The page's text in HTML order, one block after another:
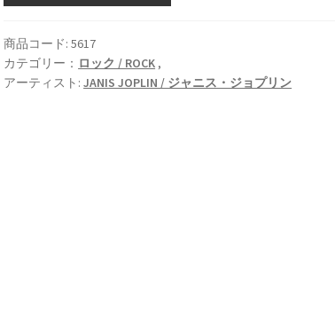
ー
ル
[LP]
商品コード:5617
カテゴリー： ロック / ROCK ,
アーティスト:JANIS JOPLIN / ジャニス・ジョプリン